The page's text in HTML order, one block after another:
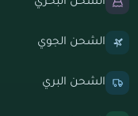
الشحن الجوي
الشحن البري